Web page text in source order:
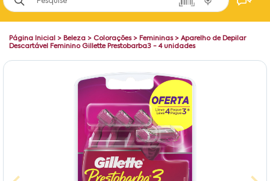
Bahia
Paraíba
Página Inicial > Beleza > Colorações> Femininas> Aparelho de Depilar
Descartável Feminino Gillette Prestobarba3 - 4 unidades